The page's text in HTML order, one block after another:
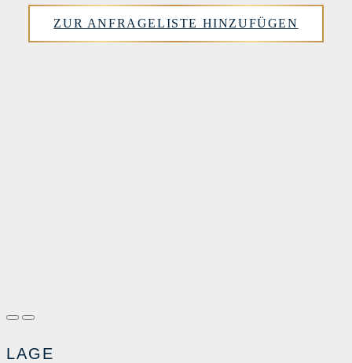
ZUR ANFRAGELISTE HINZUFÜGEN
LAGE